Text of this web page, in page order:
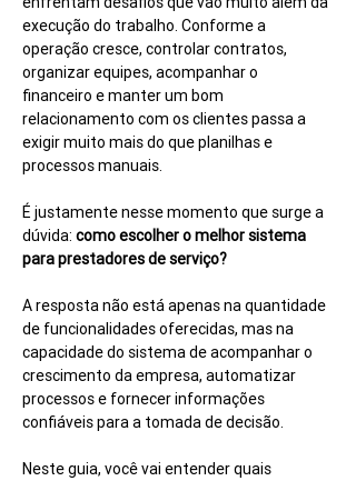
execução do trabalho. Conforme a
operação cresce, controlar contratos,
organizar equipes, acompanhar o
financeiro e manter um bom
relacionamento com os clientes passa a
exigir muito mais do que planilhas e
processos manuais.
É justamente nesse momento que surge a
dúvida: como escolher o melhor sistema
para prestadores de serviço?
A resposta não está apenas na quantidade
de funcionalidades oferecidas, mas na
capacidade do sistema de acompanhar o
crescimento da empresa, automatizar
processos e fornecer informações
confiáveis para a tomada de decisão.
Neste guia, você vai entender quais